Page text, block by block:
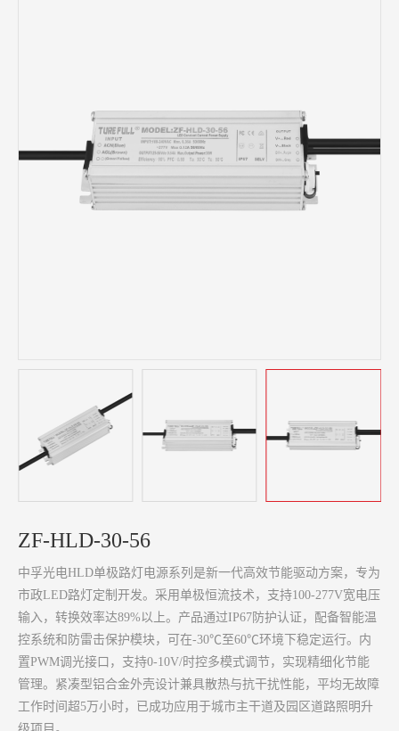
ZF-HLD-30-56
中孚光电HLD单极路灯电源系列是新一代高效节能驱动方案，专为
市政LED路灯定制开发。采用单极恒流技术，支持100-277V宽电压
输入，转换效率达89%以上。产品通过IP67防护认证，配备智能温
控系统和防雷击保护模块，可在-30℃至60℃环境下稳定运行。内
置PWM调光接口，支持0-10V/时控多模式调节，实现精细化节能
管理。紧凑型铝合金外壳设计兼具散热与抗干扰性能，平均无故障
工作时间超5万小时，已成功应用于城市主干道及园区道路照明升